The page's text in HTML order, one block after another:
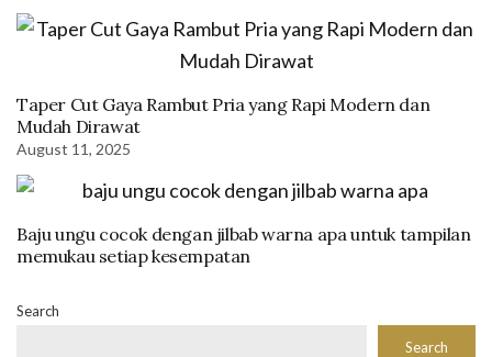
Taper Cut Gaya Rambut Pria yang Rapi Modern dan
Mudah Dirawat
August 11, 2025
Baju ungu cocok dengan jilbab warna apa untuk tampilan
memukau setiap kesempatan
Search
Search